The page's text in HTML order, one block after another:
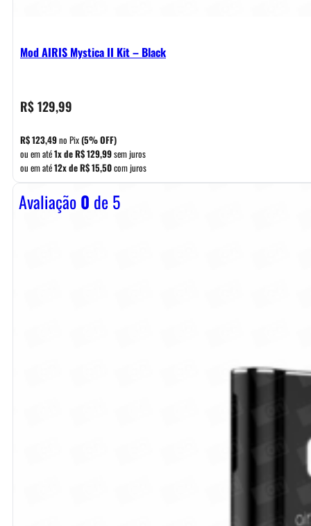
Mod AIRIS Mystica II Kit – Black
R$129,99
R$123,49no Pix(5% OFF)
ou em até1x deR$129,99sem juros
ou em até12x deR$15,50com juros
Avaliação0 de 5